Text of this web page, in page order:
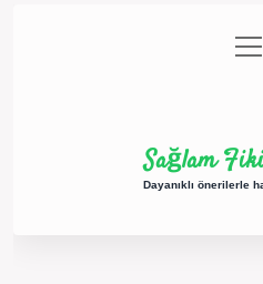
Gizlilik
aç
Sağlam
Dayanıklı önerilerle